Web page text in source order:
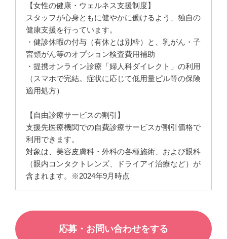
【女性の健康・ウェルネス支援制度】
スタッフが心身ともに健やかに働けるよう、独自の
健康支援を行っています。
・健診休暇の付与（有休とは別枠）と、乳がん・子
宮頸がん等のオプション検査費用補助
・提携オンライン診療「婦人科ダイレクト」の利用
（スマホで完結。症状に応じて低用量ピル等の保険
適用処方）
【自由診療サービスの割引】
支援先医療機関での自費診療サービスが割引価格で
利用できます。
対象は、美容皮膚科・外科の各種施術、および眼科
（眼内コンタクトレンズ、ドライアイ治療など）が
含まれます。※2024年9月時点
応募・お問い合わせをする